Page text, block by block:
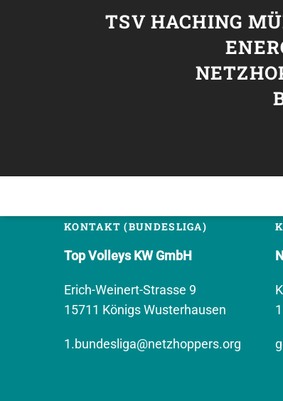
TSV HACHING
KONTAKT (BUNDESLIGA)
Top Volleys KW GmbH
Erich-Weinert-Strasse 9
15711 Königs Wusterhausen
1.bundesliga@netzhoppers.org